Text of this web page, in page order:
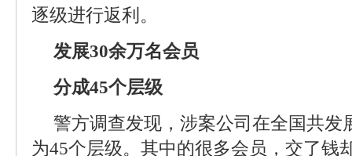
逐级进行返利。
发展30余万名会员
分成45个层级
警方调查发现，涉案公司在全国共发
为45个层级。其中的很多会员，交了钱